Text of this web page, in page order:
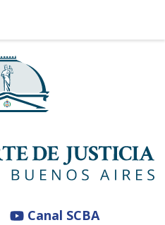
Canal SCBA